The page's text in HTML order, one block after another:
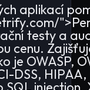
aplikací
testy a
cenu.
je OWASP,
DSS,